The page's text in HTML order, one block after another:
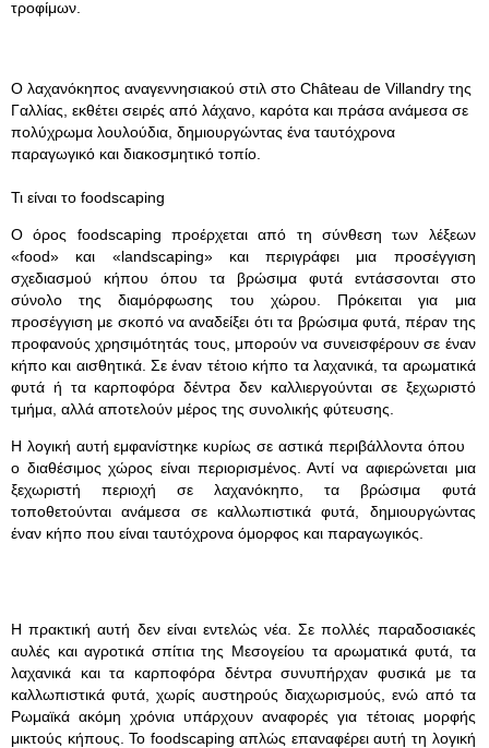
τροφίμων.
Ο λαχανόκηπος αναγεννησιακού στιλ στο Château de Villandry της
Γαλλίας, εκθέτει σειρές από λάχανο, καρότα και πράσα ανάμεσα σε
πολύχρωμα λουλούδια, δημιουργώντας ένα ταυτόχρονα
παραγωγικό και διακοσμητικό τοπίο.
Τι είναι το foodscaping
Ο όρος foodscaping προέρχεται από τη σύνθεση των λέξεων
«food» και «landscaping» και περιγράφει μια προσέγγιση
σχεδιασμού κήπου όπου τα βρώσιμα φυτά εντάσσονται στο
σύνολο της διαμόρφωσης του χώρου. Πρόκειται για μια
προσέγγιση με σκοπό να αναδείξει ότι τα βρώσιμα φυτά, πέραν της
προφανούς χρησιμότητάς τους, μπορούν να συνεισφέρουν σε έναν
κήπο και αισθητικά. Σε έναν τέτοιο κήπο τα λαχανικά, τα αρωματικά
φυτά ή τα καρποφόρα δέντρα δεν καλλιεργούνται σε ξεχωριστό
τμήμα, αλλά αποτελούν μέρος της συνολικής φύτευσης.
Η λογική αυτή εμφανίστηκε κυρίως σε αστικά περιβάλλοντα όπου
ο διαθέσιμος χώρος είναι περιορισμένος. Αντί να αφιερώνεται μια
ξεχωριστή περιοχή σε λαχανόκηπο, τα βρώσιμα φυτά
τοποθετούνται ανάμεσα σε καλλωπιστικά φυτά, δημιουργώντας
έναν κήπο που είναι ταυτόχρονα όμορφος και παραγωγικός.
Η πρακτική αυτή δεν είναι εντελώς νέα. Σε πολλές παραδοσιακές
αυλές και αγροτικά σπίτια της Μεσογείου τα αρωματικά φυτά, τα
λαχανικά και τα καρποφόρα δέντρα συνυπήρχαν φυσικά με τα
καλλωπιστικά φυτά, χωρίς αυστηρούς διαχωρισμούς, ενώ από τα
Ρωμαϊκά ακόμη χρόνια υπάρχουν αναφορές για τέτοιας μορφής
μικτούς κήπους. Το foodscaping απλώς επαναφέρει αυτή τη λογική